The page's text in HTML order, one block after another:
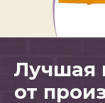
Лучшая
от